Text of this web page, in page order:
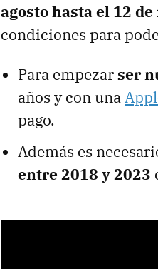
agosto hasta el 12
condiciones para
Para empezarser
años y con una
pago.
Además es
entre 2018 y 2023